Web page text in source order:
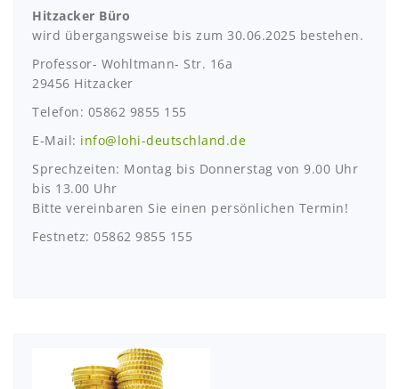
Hitzacker Büro
wird übergangsweise bis zum 30.06.2025 bestehen.
Professor- Wohltmann- Str. 16a
29456 Hitzacker
Telefon: 05862 9855 155
E-Mail: info@lohi-deutschland.de
Sprechzeiten: Montag bis Donnerstag von 9.00 Uhr
bis 13.00 Uhr
Bitte vereinbaren Sie einen persönlichen Termin!
Festnetz: 05862 9855 155